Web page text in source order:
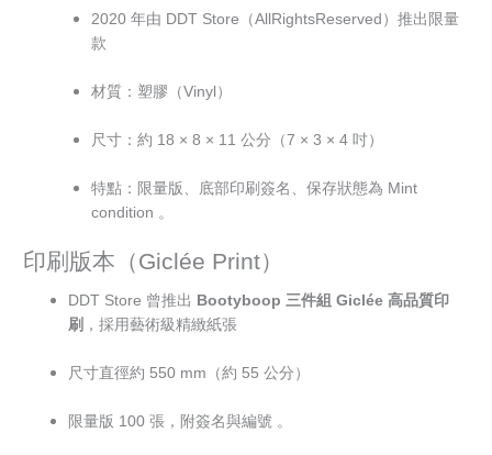
2020 年由 DDT Store（AllRightsReserved）推出限量
款
材質：塑膠（Vinyl）
尺寸：約 18 × 8 × 11 公分（7 × 3 × 4 吋）
特點：限量版、底部印刷簽名、保存狀態為 Mint
condition 。
印刷版本（Giclée Print）
DDT Store 曾推出 Bootyboop 三件組 Giclée 高品質印
刷 ，採用藝術級精緻紙張
尺寸直徑約 550 mm（約 55 公分）
限量版 100 張，附簽名與編號 。